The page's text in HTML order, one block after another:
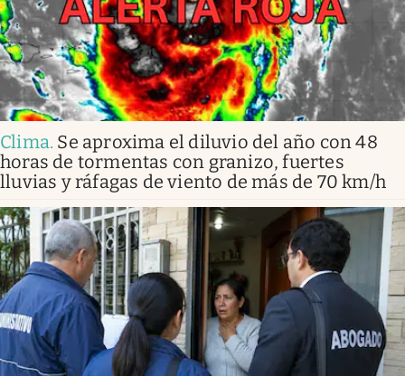
Clima. Se aproxima el diluvio del año con 48
horas de tormentas con granizo, fuertes
lluvias y ráfagas de viento de más de 70 km/h